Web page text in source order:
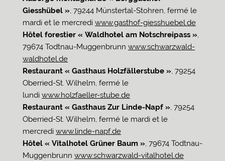
Giesshübel », 79244 Münstertal-Stohren, fermé le
mardi et le mercredi www.gasthof-giesshuebel.de
Hôtel forestier « Waldhotel am Notschreipass »,
79674 Todtnau-Muggenbrunn www.schwarzwald-
waldhotel.de
Restaurant « Gasthaus Holzfällerstube », 79254
Oberried-St. Wilhelm, fermé le
lundi www.holzfaeller-stube.de
Restaurant « Gasthaus Zur Linde-Napf », 79254
Oberried-St. Wilhelm, fermé le mardi et le
mercredi www.linde-napf.de
Hôtel « Vitalhotel Grüner Baum », 79674 Todtnau-
Muggenbrunn www.schwarzwald-vitalhotel.de